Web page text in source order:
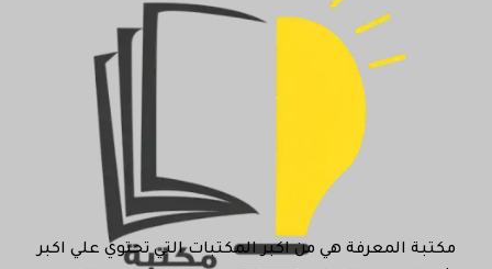
مكتبة المعرفة هي من اكبر المكتبات التي تحتوي علي اكبر